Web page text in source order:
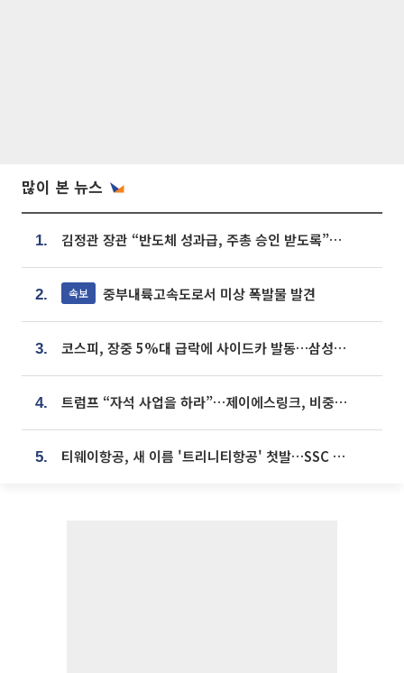
많이 본 뉴스
1. 김정관 장관 “반도체 성과급, 주총 승인 받도록”…상법·자본시장법 개정 시사
2. 속보 중부내륙고속도로서 미상 폭발물 발견
3. 코스피, 장중 5%대 급락에 사이드카 발동…삼성·SK 동반 폭락
4. 트럼프 “자석 사업을 하라”…제이에스링크, 비중국 영구자석 공급망 구축 속도
5. 티웨이항공, 새 이름 '트리니티항공' 첫발…SSC 전략 본격화